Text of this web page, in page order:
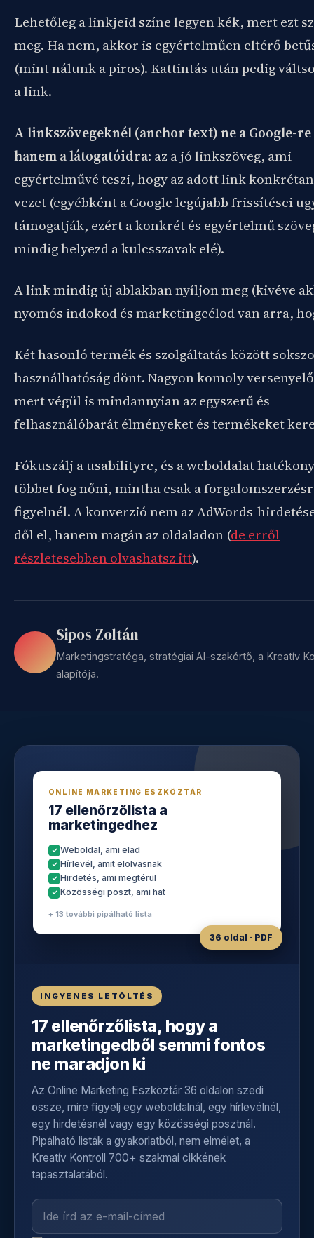
Lehetőleg a linkjeid színe legyen kék, mert ezt
meg. Ha nem, akkor is egyértelműen eltérő
(mint nálunk a piros). Kattintás után pedig
a link.
A linkszövegeknél (anchor text) ne a Google-
hanem a látogatóidra: az a jó linkszöveg, ami
egyértelművé teszi, hogy az adott link
vezet (egyébként a Google legújabb frissítései
támogatják, ezért a konkrét és egyértelmű
mindig helyezd a kulcsszavak elé).
A link mindig új ablakban nyíljon meg (kivéve
nyomós indokod és marketingcélod van arra,
Két hasonló termék és szolgáltatás között
használhatóság dönt. Nagyon komoly
mert végül is mindannyian az egyszerű és
felhasználóbarát élményeket és termékeket
Fókuszálj a usabilityre, és a weboldalat
többet fog nőni, mintha csak a
figyelnél. A konverzió nem az AdWords-
dől el, hanem magán az oldaladon (de erről
részletesebben olvashatsz itt).
Sipos Zoltán
Marketingstratéga, stratégiai AI-szakértő, a Kreatív
alapítója.
ONLINE MARKETING ESZKÖZTÁR
17 ellenőrzőlista a
marketingedhez
Weboldal, ami elad
Hírlevél, amit elolvasnak
Hirdetés, ami megtérül
Közösségi poszt, ami hat
+ 13 további pipálható lista
36 oldal · PDF
INGYENES LETÖLTÉS
17 ellenőrzőlista, hogy a
marketingedből semmi fontos
ne maradjon ki
Az Online Marketing Eszköztár 36 oldalon szedi
össze, mire figyelj egy weboldalnál, egy hírlevélnél,
egy hirdetésnél vagy egy közösségi posztnál.
Pipálható listák a gyakorlatból, nem elmélet, a
Kreatív Kontroll 700+ szakmai cikkének
tapasztalatából.